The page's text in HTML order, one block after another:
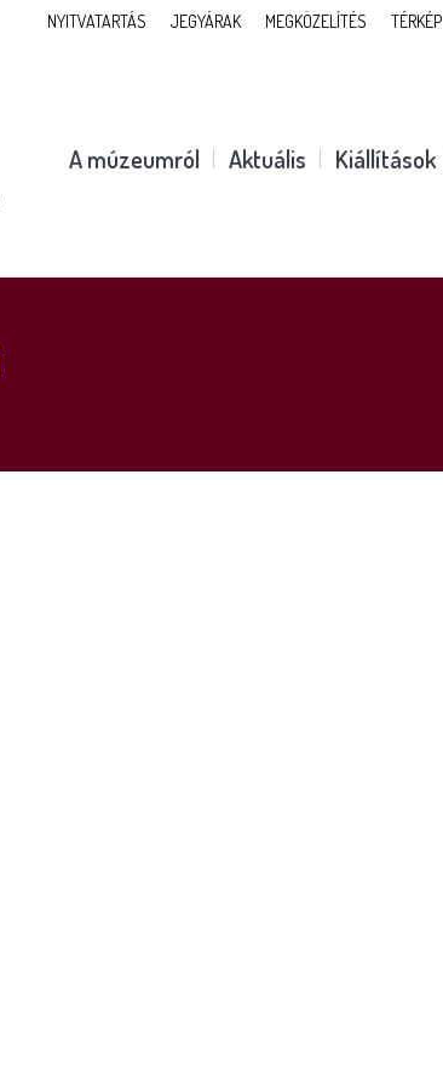
NYITVATARTÁS JEGYÁRAK MEGKÖZELÍTÉS TÉRKÉP
A múzeumról Aktuális Kiállítások